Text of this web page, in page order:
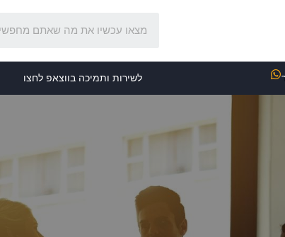
לשירות ותמיכה בווצאפ לחצו